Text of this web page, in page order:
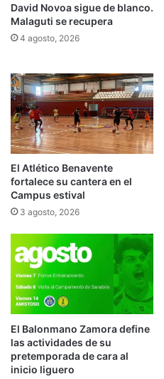
David Novoa sigue de blanco.
Malaguti se recupera
4 agosto, 2026
El Atlético Benavente
fortalece su cantera en el
Campus estival
3 agosto, 2026
El Balonmano Zamora define
las actividades de su
pretemporada de cara al
inicio liguero